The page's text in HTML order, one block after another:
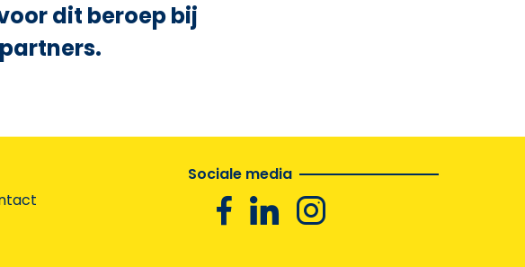
dit beroep bij
Sociale media
FacebookLinkedin